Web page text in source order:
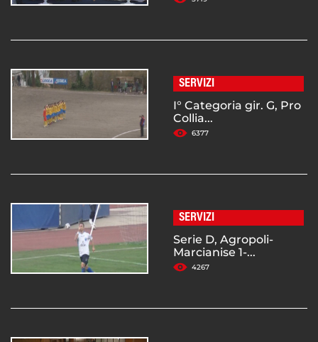
SERVIZI
I° Categoria gir. G, Pro
Collia...
6377
SERVIZI
Serie D, Agropoli-
Marcianise 1-...
4267